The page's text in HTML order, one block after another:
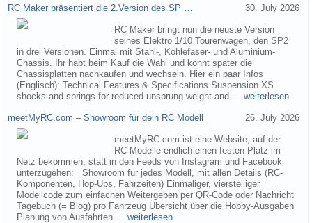
RC Maker präsentiert die 2.Version des SP … 30. July 2026
RC Maker bringt nun die neuste Version
seines Elektro 1/10 Tourenwagen, den SP2
in drei Versionen. Einmal mit Stahl-, Kohlefaser- und Aluminium-
Chassis. Ihr habt beim Kauf die Wahl und könnt später die
Chassisplatten nachkaufen und wechseln. Hier ein paar Infos
(Englisch): Technical Features & Specifications Suspension XS
shocks and springs for reduced unsprung weight and … weiterlesen
meetMyRC.com – Showroom für dein RC Modell 26. July 2026
meetMyRC.com ist eine Website, auf der
RC-Modelle endlich einen festen Platz im
Netz bekommen, statt in den Feeds von Instagram und Facebook
unterzugehen: Showroom für jedes Modell, mit allen Details (RC-
Komponenten, Hop-Ups, Fahrzeiten) Einmaliger, vierstelliger
Modellcode zum einfachen Weitergeben per QR-Code oder Nachricht
Tagebuch (= Blog) pro Fahrzeug Übersicht über die Hobby-Ausgaben
Planung von Ausfahrten … weiterlesen